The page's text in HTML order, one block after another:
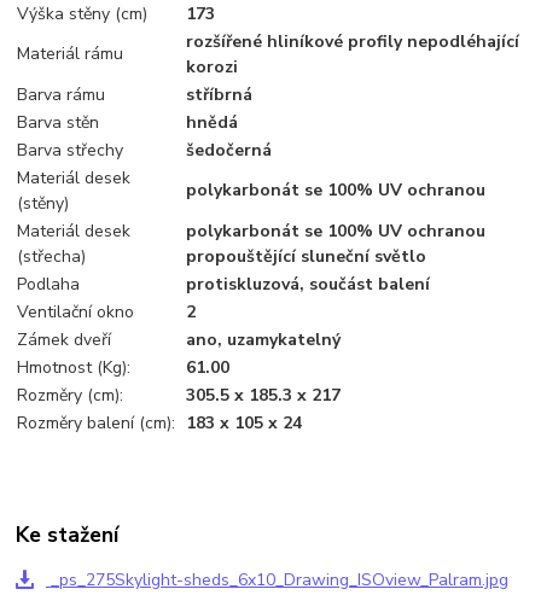
Výška stěny (cm)
173
Materiál rámu
rozšířené hliníkové profily nepodléhající
korozi
Barva rámu
stříbrná
Barva stěn
hnědá
Barva střechy
šedočerná
Materiál desek
(stěny)
polykarbonát se 100% UV ochranou
Materiál desek
(střecha)
polykarbonát se 100% UV ochranou
propouštějící sluneční světlo
Podlaha
protiskluzová, součást balení
Ventilační okno
2
Zámek dveří
ano, uzamykatelný
Hmotnost (Kg):
61.00
Rozměry (cm):
305.5 x 185.3 x 217
Rozměry balení (cm):
183 x 105 x 24
Ke stažení
_ps_275Skylight-sheds_6x10_Drawing_ISOview_Palram.jpg